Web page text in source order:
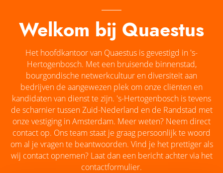
Welkom bij Quaestus
Het hoofdkantoor van Quaestus is gevestigd in 's-
Hertogenbosch. Met een bruisende binnenstad,
bourgondische netwerkcultuur en diversiteit aan
bedrijven de aangewezen plek om onze cliënten en
kandidaten van dienst te zijn. 's-Hertogenbosch is tevens
de scharnier tussen Zuid-Nederland en de Randstad met
onze vestiging in Amsterdam. Meer weten? Neem direct
contact op. Ons team staat je graag persoonlijk te woord
om al je vragen te beantwoorden. Vind je het prettiger als
wij contact opnemen? Laat dan een bericht achter via het
contactformulier.